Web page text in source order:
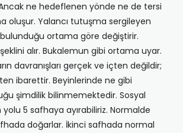
ne hedeflenen yönde ne de tersi
oluşur. Yalancı tutuşma sergileyen
bulunduğu ortama göre değiştirir.
alır. Bukalemun gibi ortama uyar.
davranışları gerçek ve içten değildir;
ibarettir. Beyinlerinde ne gibi
şimdilik bilinmemektedir. Sosyal
5 safhaya ayırabiliriz. Normalde
doğarlar. İkinci safhada normal